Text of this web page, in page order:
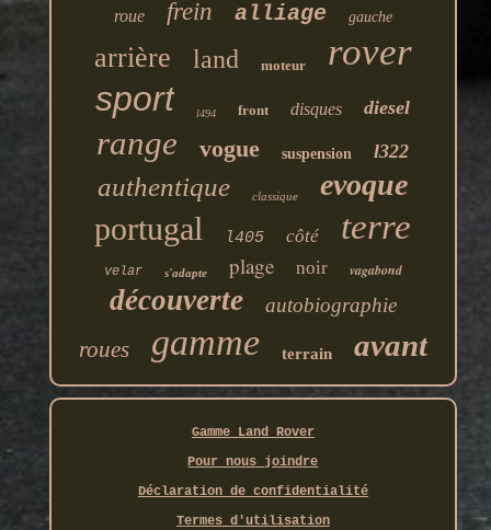
roue frein alliage gauche
arrière land moteur rover
sport l494 front disques diesel
range vogue suspension l322
authentique classique evoque
portugal l405 côté terre
velar s'adapte plage noir vagabond
découverte autobiographie
roues gamme terrain avant
Gamme Land Rover
Pour nous joindre
Déclaration de confidentialité
Termes d'utilisation